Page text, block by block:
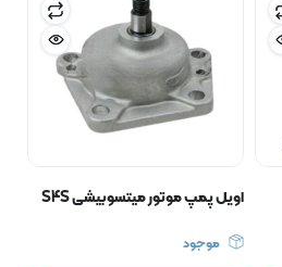
اویل پمپ موتور میتسوبیشی S4S
موجود